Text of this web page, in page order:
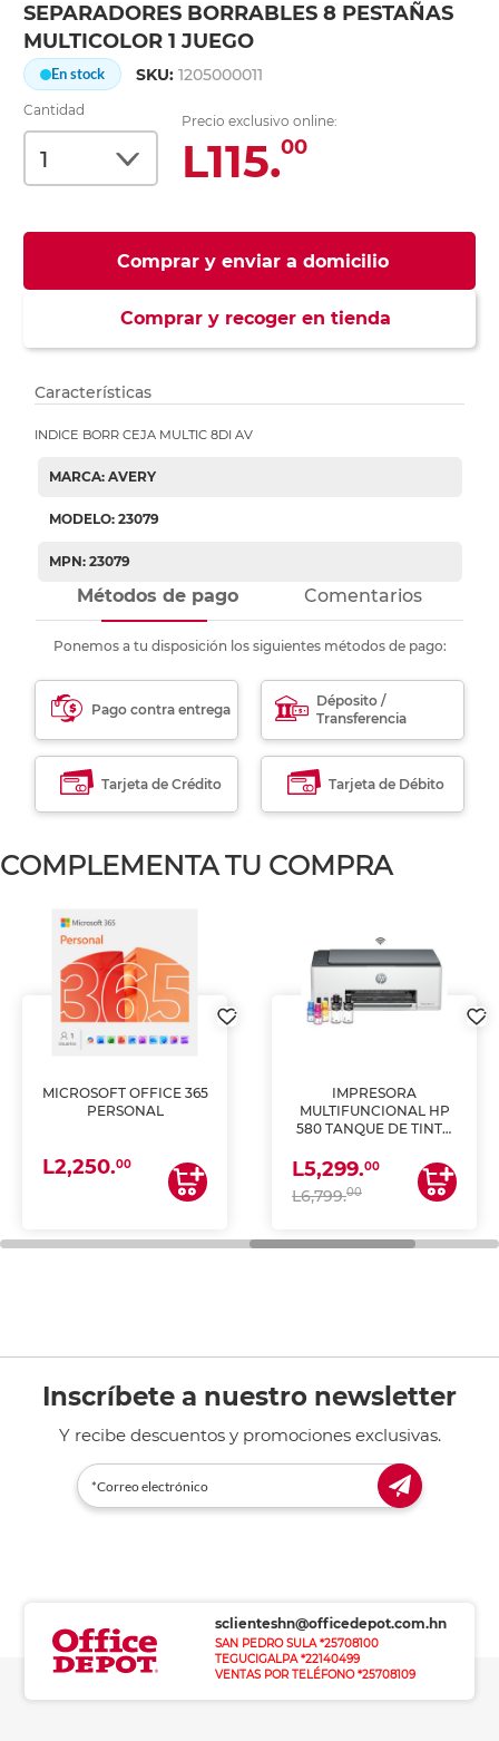
SEPARADORES BORRABLES 8 PESTAÑAS
MULTICOLOR 1 JUEGO
En stock SKU:1205000011
Cantidad
Precio exclusivo online:
L115.00
Comprar y enviar a domicilio
Comprar y recoger en tienda
Características
INDICE BORR CEJA MULTIC 8DI AV
MARCA: AVERY
MODELO: 23079
MPN: 23079
Métodos de pago Comentarios
Ponemos a tu disposición los siguientes métodos de pago:
Pago contra entrega
Déposito /
Transferencia
Tarjeta de Crédito Tarjeta de Débito
COMPLEMENTA TU COMPRA
MICROSOFT OFFICE 365
PERSONAL
L2,250.00
IMPRESORA
MULTIFUNCIONAL HP
580 TANQUE DE TINTA
ESCANEA)
L5,299.00
L6,799.00
Inscríbete a nuestro newsletter
Y recibe descuentos y promociones exclusivas.
sclienteshn@officedepot.com.hn
SAN PEDRO SULA *25708100
TEGUCIGALPA *22140499
VENTAS POR TELÉFONO *25708109